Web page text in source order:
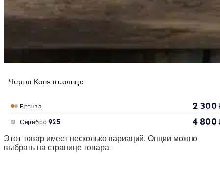
Чертог Коня в солнце
Бронза 2 300
Серебро 925 4 800
Этот товар имеет несколько вариаций. Опции можно
выбрать на странице товара.